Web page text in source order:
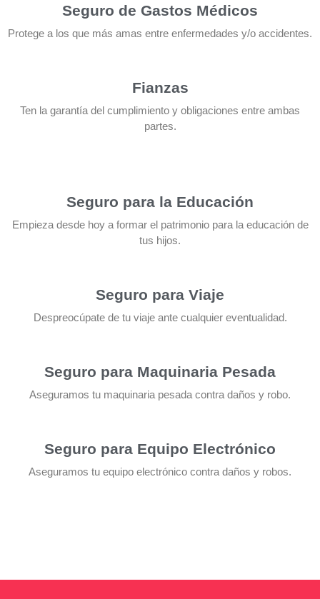
Seguro de Gastos Médicos
Protege a los que más amas entre enfermedades y/o accidentes.
Fianzas
Ten la garantía del cumplimiento y obligaciones entre ambas
partes.
Seguro para la Educación
Empieza desde hoy a formar el patrimonio para la educación de
tus hijos.
Seguro para Viaje
Despreocúpate de tu viaje ante cualquier eventualidad.
Seguro para Maquinaria Pesada
Aseguramos tu maquinaria pesada contra daños y robo.
Seguro para Equipo Electrónico
Aseguramos tu equipo electrónico contra daños y robos.